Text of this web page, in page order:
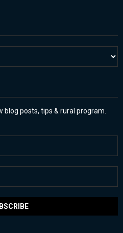
posts, tips & rural program.